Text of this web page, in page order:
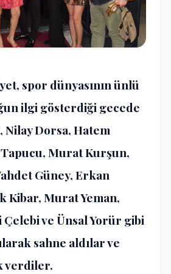
spor dünyasının ünlü
ilgi gösterdiği gecede
Nilay Dorsa, Hatem
Murat Kurşun,
Güney, Erkan
Kibar, Murat Yeman,
Çelebi ve Ünsal Yorür gibi
sahne aldılar ve
verdiler.